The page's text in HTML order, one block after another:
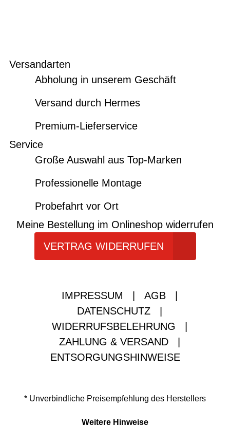
Versandarten
Abholung in unserem Geschäft
Versand durch Hermes
Premium-Lieferservice
Service
Große Auswahl aus Top-Marken
Professionelle Montage
Probefahrt vor Ort
Meine Bestellung im Onlineshop widerrufen
VERTRAG WIDERRUFEN
IMPRESSUM AGB
DATENSCHUTZ
WIDERRUFSBELEHRUNG
ZAHLUNG & VERSAND
ENTSORGUNGSHINWEISE
* Unverbindliche Preisempfehlung des Herstellers
Weitere Hinweise